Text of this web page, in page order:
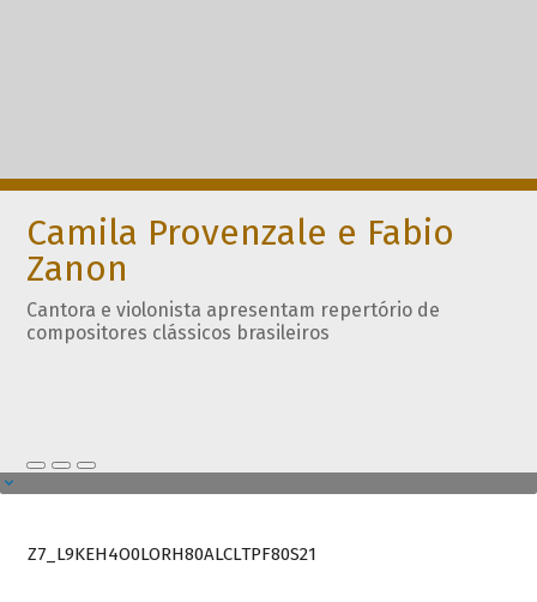
Camila Provenzale e Fabio
Zanon
Cantora e violonista apresentam repertório de
compositores clássicos brasileiros
Z7_L9KEH4O0LORH80ALCLTPF80S21